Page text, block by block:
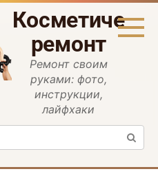
ремонт
Ремонт своим
руками: фото,
инструкции,
лайфхаки